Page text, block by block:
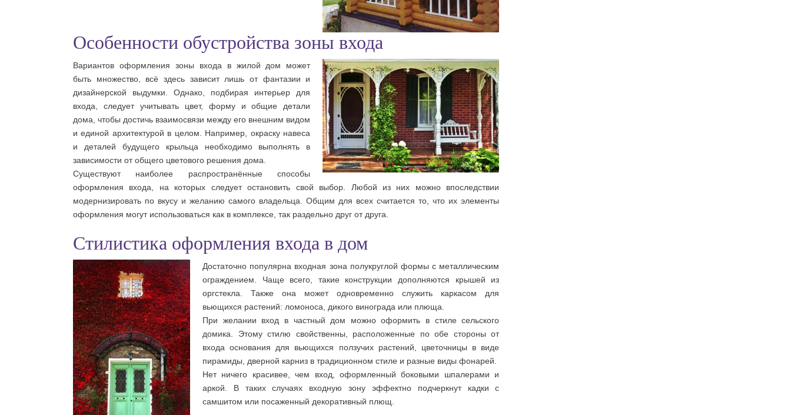
Особенности обустройства зоны входа
Вариантов оформления зоны входа в жилой дом может
быть множество, всё здесь зависит лишь от фантазии и
дизайнерской выдумки. Однако, подбирая интерьер для
входа, следует учитывать цвет, форму и общие детали
дома, чтобы достичь взаимосвязи между его внешним видом
и единой архитектурой в целом. Например, окраску навеса
и деталей будущего крыльца необходимо выполнять в
зависимости от общего цветового решения дома.
Существуют наиболее распространённые способы
оформления входа, на которых следует остановить свой выбор. Любой из них можно впоследствии
модернизировать по вкусу и желанию самого владельца. Общим для всех считается то, что их элементы
оформления могут использоваться как в комплексе, так раздельно друг от друга.
Стилистика оформления входа в дом
Достаточно популярна входная зона полукруглой формы с металлическим
ограждением. Чаще всего, такие конструкции дополняются крышей из
оргстекла. Также она может одновременно служить каркасом для
вьющихся растений: ломоноса, дикого винограда или плюща.
При желании вход в частный дом можно оформить в стиле сельского
домика. Этому стилю свойственны, расположенные по обе стороны от
входа основания для вьющихся ползучих растений, цветочницы в виде
пирамиды, дверной карниз в традиционном стиле и разные виды фонарей.
Нет ничего красивее, чем вход, оформленный боковыми шпалерами и
аркой. В таких случаях входную зону эффектно подчеркнут кадки с
самшитом или посаженный декоративный плющ.